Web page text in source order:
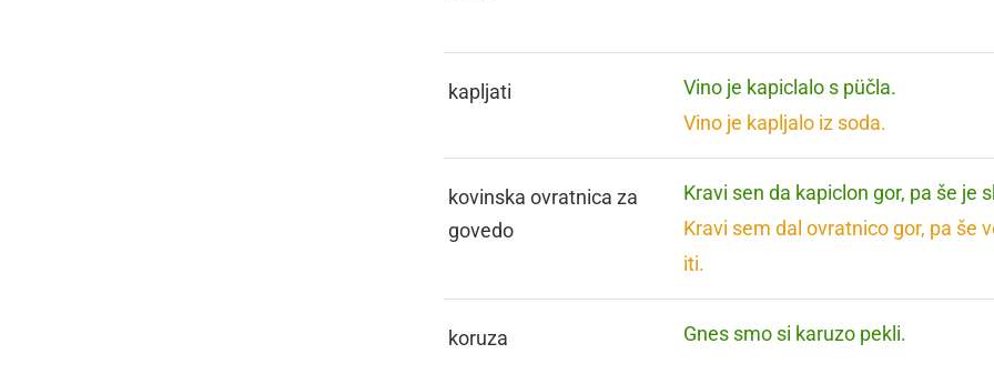
kapljati
Vino je kapiclalo s püčla.
Vino je kapljalo iz soda.
kovinska ovratnica za
govedo
Kravi sen da kapiclon gor, pa še je
Kravi sem dal ovratnico gor, pa še
iti.
koruza Gnes smo si karuzo pekli.